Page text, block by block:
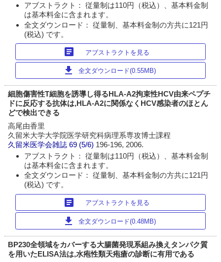
アブストラクト： 従量制は110円（税込）、基本料金制
は基本料金に含まれます。
全文ダウンロード： 従量制、基本料金制の方共に121円
(税込) です。
article アブストラクトを見る
download 全文ダウンロード(0.55MB)
細胞傷害性T細胞を誘導し得るHLA-A2拘束性HCV由来ペプチ
ドに反応する抗体は,HLA-A2に関係なくHCV感染者のほとん
どで検出できる
高尾由香里
久留米大学大学院医学研究科病理系専攻博士課程
久留米医学会雑誌 69 (5/6) 196-196, 2006.
アブストラクト： 従量制は110円（税込）、基本料金制
は基本料金に含まれます。
全文ダウンロード： 従量制、基本料金制の方共に121円
(税込) です。
article アブストラクトを見る
download 全文ダウンロード(0.48MB)
BP230全領域をカバーする大腸菌発現系組み換えタンパク質
を用いたELISA法は,水疱性類天疱瘡の診断に有用である